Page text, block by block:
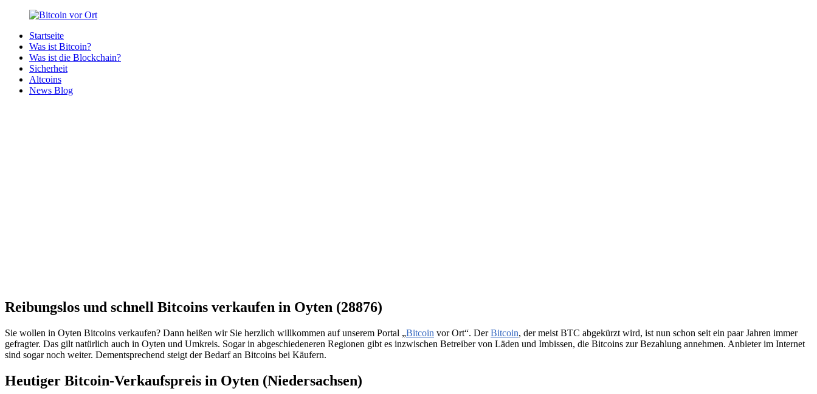
Zurück
Inhalt
Bitcoin
Bitcoins
deiner
Region
Startseite
Was ist Bitcoin?
Was ist die Blockchain?
Sicherheit
Altcoins
News Blog
Reibungslos und schnell Bitcoins verkaufen in Oyten (28876)
Sie wollen in Oyten Bitcoins verkaufen? Dann heißen wir Sie herzlich willkommen auf unserem Portal „Bitcoin vor Ort“. DerBitcoin, der meist BTC abgekürzt wird, ist nun schon seit ein paar Jahren immer
gefragter. Das gilt natürlich auch in Oyten und Umkreis. Sogar in abgeschiedeneren Regionen gibt es inzwischen Betreiber von Läden und Imbissen, die Bitcoins zur Bezahlung annehmen. Anbieter im Internet
sind sogar noch weiter. Dementsprechend steigt der Bedarf an Bitcoins bei Käufern.
Heutiger Bitcoin-Verkaufspreis in Oyten (Niedersachsen)